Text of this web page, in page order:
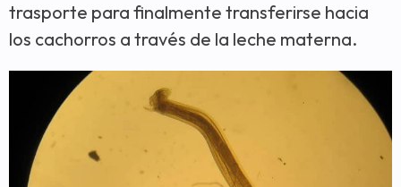
trasporte para finalmente transferirse hacia
los cachorros a través de la leche materna.